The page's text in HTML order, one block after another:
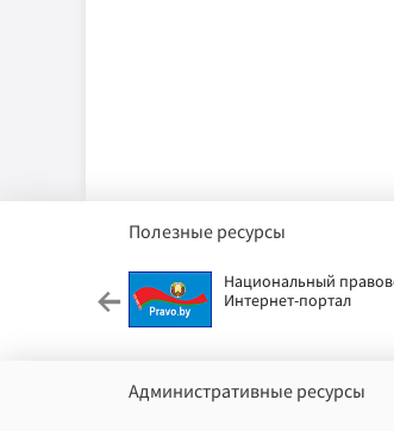
Полезные ресурсы
Национальный
Интернет-портал
Административные ресурсы